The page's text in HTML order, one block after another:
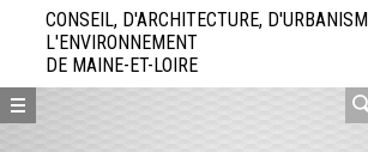
directement
contenu
CONSEIL, D'ARCHITECTURE,
L'ENVIRONNEMENT
DE MAINE-ET-LOIRE